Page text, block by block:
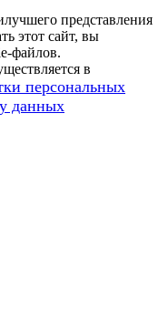
представления
этот сайт, вы
файлов.
в
персональных
данных